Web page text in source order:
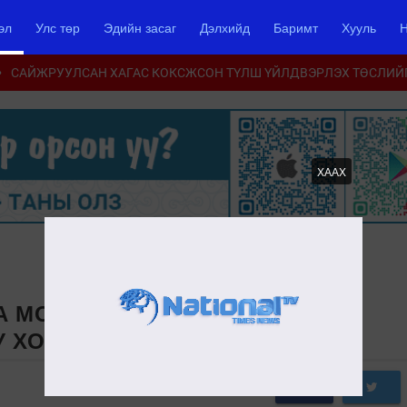
Улс төр Эдийн засаг Дэлхийд Баримт Хууль
ХААХ
САЙЖРУУЛСАН ХАГАС КОКСЖСОН ТҮЛШ ҮЙЛДВЭРЛЭХ
ЯАРАЛТАЙ ҮЕД
ХОЛБОГДООРОЙ